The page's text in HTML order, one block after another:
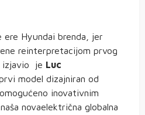
ere Hyundai brenda, jer
reinterpretacijom prvog
izjavio je Luc
prvi model dizajniran od
inovativnim
novaelektrična globalna